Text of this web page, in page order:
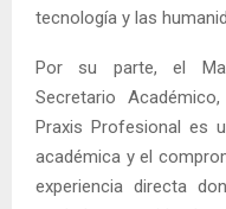
tecnología y las
Por su parte, el
Secretario
Praxis Profesional es
académica y el
experiencia directa